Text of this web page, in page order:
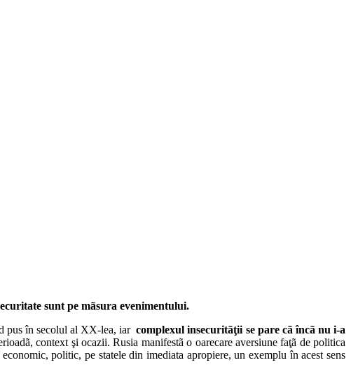
sunt pe mãsura evenimentului.
pus în secolul al XX-lea, iarcomplexul insecuritãţii se pare cã încã nu i-a
context şi ocazii. Rusia manifestã o oarecare aversiune faţã de politica
politic, pe statele din imediata apropiere, un exemplu în acest sens